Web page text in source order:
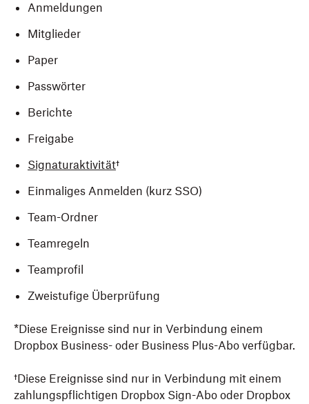
Anmeldungen
Mitglieder
Paper
Passwörter
Berichte
Freigabe
Signaturaktivität†
Einmaliges Anmelden (kurz SSO)
Team-Ordner
Teamregeln
Teamprofil
Zweistufige Überprüfung
*Diese Ereignisse sind nur in Verbindung einem
Dropbox Business- oder Business Plus-Abo verfügbar.
†Diese Ereignisse sind nur in Verbindung mit einem
zahlungspflichtigen Dropbox Sign-Abo oder Dropbox